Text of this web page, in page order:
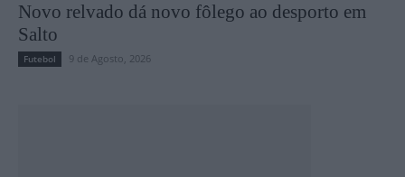
Novo relvado dá novo fôlego ao desporto em
Salto
Futebol 9 de Agosto, 2026